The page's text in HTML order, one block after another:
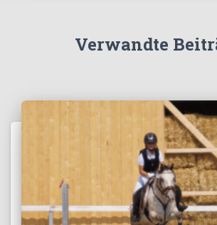
Verwandte